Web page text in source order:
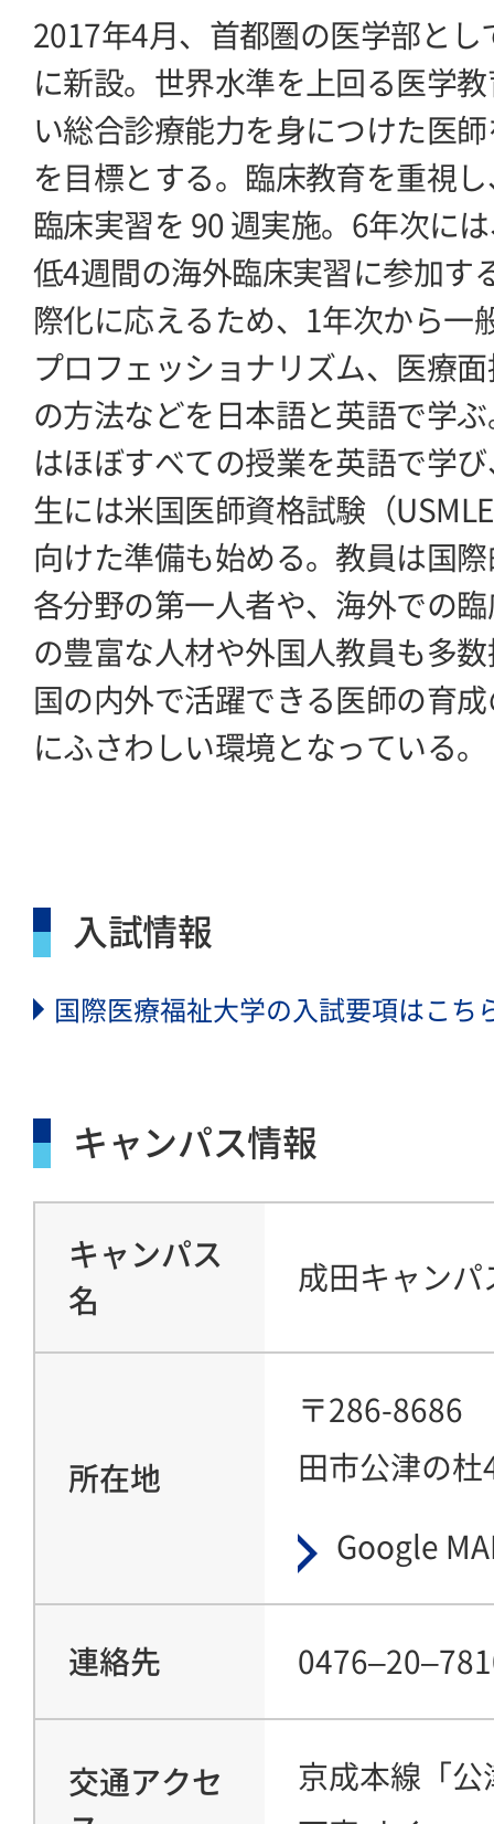
2017年4月、首都圏の医学部とし
に新設。世界水準を上回る医学
い総合診療能力を身につけた医
を目標とする。臨床教育を重視
臨床実習を 90 週実施。6年次に
低4週間の海外臨床実習に参加す
際化に応えるため、1年次から一
プロフェッショナリズム、医療
の方法などを日本語と英語で学
はほぼすべての授業を英語で学
生には米国医師資格試験（
向けた準備も始める。教員は国
各分野の第一人者や、海外での
の豊富な人材や外国人教員も多
国の内外で活躍できる医師の育
にふさわしい環境となっている。
入試情報
国際医療福祉大学の入試要項はこち
キャンパス情報
キャンパス
名
成田キャンパ
所在地
〒286-8686
田市公津の杜
Google
連絡先
交通アクセ
京成本線「公